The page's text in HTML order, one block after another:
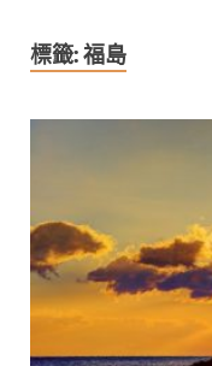
標籤:福島